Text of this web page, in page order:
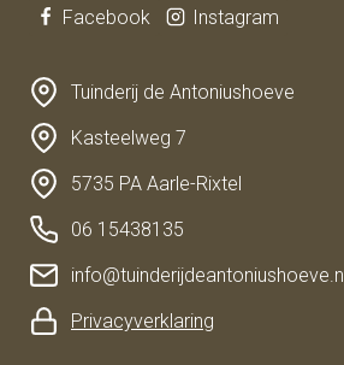
Facebook Instagram
Tuinderij de Antoniushoeve
Kasteelweg 7
5735 PA Aarle-Rixtel
06 15438135
info@tuinderijdeantoniushoeve.nl
Privacyverklaring